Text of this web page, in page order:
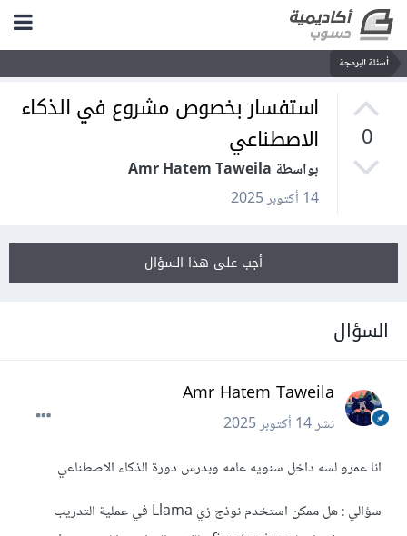
أسئلة البرمجة
0
استفسار بخصوص مشروع في الذكاء
الاصطناعي
بواسطة Amr Hatem Taweila
14 أكتوبر 2025
أجب على هذا السؤال
السؤال
Amr Hatem Taweila
نشر14 أكتوبر 2025
انا عمرو لسه داخل سنويه عامه وبدرس دورة الذكاء الاصطناعي
سؤالي : هل ممكن استخدم نوذج زي Llama في عملية التدريب